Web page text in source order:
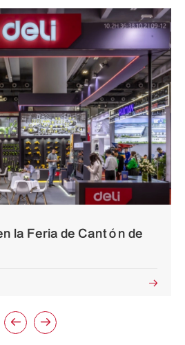
la Feria de Cantón de

 